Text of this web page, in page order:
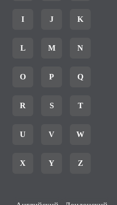
I J K
L M N
O P Q
R S T
U V W
X Y Z